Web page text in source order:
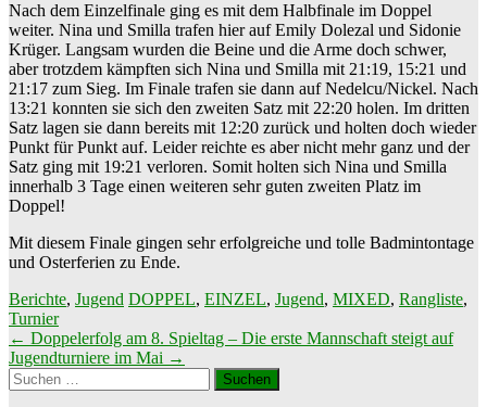
Nach dem Einzelfinale ging es mit dem Halbfinale im Doppel
weiter. Nina und Smilla trafen hier auf Emily Dolezal und Sidonie
Krüger. Langsam wurden die Beine und die Arme doch schwer,
aber trotzdem kämpften sich Nina und Smilla mit 21:19, 15:21 und
21:17 zum Sieg. Im Finale trafen sie dann auf Nedelcu/Nickel. Nach
13:21 konnten sie sich den zweiten Satz mit 22:20 holen. Im dritten
Satz lagen sie dann bereits mit 12:20 zurück und holten doch wieder
Punkt für Punkt auf. Leider reichte es aber nicht mehr ganz und der
Satz ging mit 19:21 verloren. Somit holten sich Nina und Smilla
innerhalb 3 Tage einen weiteren sehr guten zweiten Platz im
Doppel!
Mit diesem Finale gingen sehr erfolgreiche und tolle Badmintontage
und Osterferien zu Ende.
Berichte, Jugend DOPPEL, EINZEL, Jugend, MIXED, Rangliste,
Turnier
Beitragsnavigation
← Doppelerfolg am 8. Spieltag – Die erste Mannschaft steigt auf
Jugendturniere im Mai →
Suchen
nach: